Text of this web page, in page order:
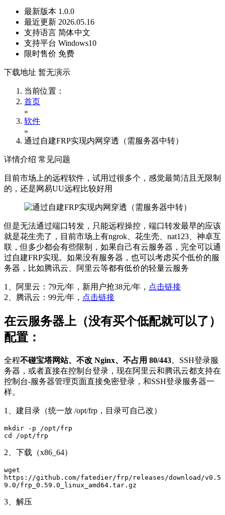
最新版本 1.0.0
最近更新 2026.05.16
支持语言 简体中文
支持平台 Windows10
限时售价 免费
下载地址 暂无演示
当前位置：
首页
»
软件
»
通过自建FRP实现内网穿透（需服务器中转）
详情介绍 常见问题
目前市场上的远程软件，试用过很多个，感觉最简洁且无限制
的，还是网易UU远程比较好用
但是无法通过端口转发，只能远程操控，端口转发最早的应该
就是花生壳了，目前市场上有ngrok、花生壳、nat123、神卓互
联，但多少都会有些限制，如果自己有云服务器，完全可以通
过自建FRP实现。如果没有服务器，也可以考虑买个低价的服
务器，比如腾讯云、阿里云等都有低价的轻量云服务
1、阿里云：79元/年，新用户抢38元/年， 点击链接
2、腾讯云：99元/年， 点击链接
在云服务器上（没有买个低配就可以了）
配置：
全程不碰宝塔网站、不改 Nginx、不占用 80/443。SSH登录服
务器，或者直接在控制台登录，现在阿里云和腾讯云都支持在
控制台-服务器管理页面直接免密登录，和SSH登录服务器一
样。
1、建目录（统一放 /opt/frp，目录可自己改）
mkdir -p /opt/frp
cd /opt/frp
2、下载（x86_64）
wget
https://github.com/fatedier/frp/releases/download/v0.5
9.0/frp_0.59.0_linux_amd64.tar.gz
3、解压